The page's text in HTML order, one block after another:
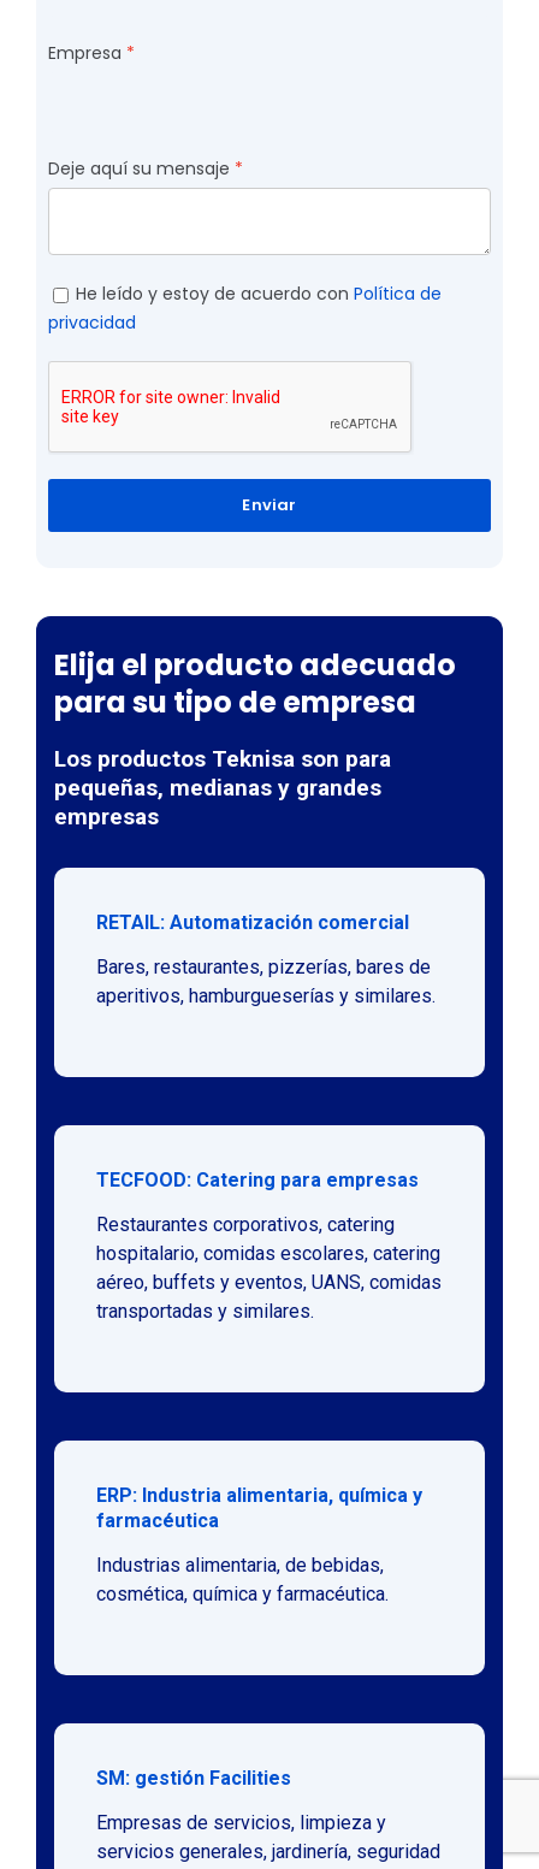
Empresa
Deje aquí su mensaje
He leído y estoy de acuerdo con Política de
privacidad
Enviar
Elija el producto adecuado
para su tipo de empresa
Los productos Teknisa son para
pequeñas, medianas y grandes
empresas
RETAIL: Automatización comercial
Bares, restaurantes, pizzerías, bares de
aperitivos, hamburgueserías y similares.
TECFOOD: Catering para empresas
Restaurantes corporativos, catering
hospitalario, comidas escolares, catering
aéreo, buffets y eventos, UANS, comidas
transportadas y similares.
ERP: Industria alimentaria, química y
farmacéutica
Industrias alimentaria, de bebidas,
cosmética, química y farmacéutica.
SM: gestión Facilities
Empresas de servicios, limpieza y
servicios generales, jardinería, seguridad